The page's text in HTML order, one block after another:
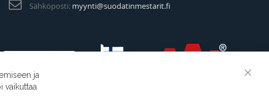
Sähköposti: myynti@suodatinmestarit.fi
ja
vaikuttaa